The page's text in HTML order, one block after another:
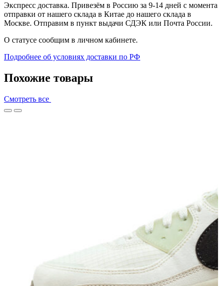
Экспресс доставка. Привезём в Россию за 9-14 дней с момента
отправки от нашего склада в Китае до нашего склада в
Москве. Отправим в пункт выдачи СДЭК или Почта России.
О статусе сообщим в личном кабинете.
Подробнее об условиях доставки по РФ
Похожие товары
Смотреть все